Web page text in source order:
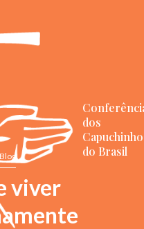
dos
do Brasil
Blog
viver